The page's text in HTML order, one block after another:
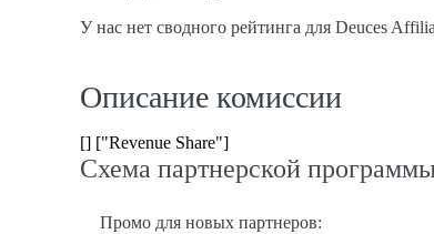
У нас нет сводного рейтинга для Deuces
Описание комиссии
[] ["Revenue Share"]
Схема партнерской
Промо для новых партнеров: